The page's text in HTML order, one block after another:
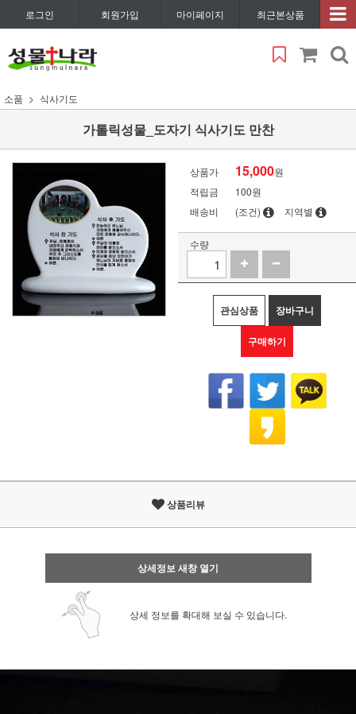
로그인 회원가입 마이페이지 최근본상품
소품 식사기도
가톨릭성물_도자기 식사기도 만찬
상품가 15,000원
적립금
100원
배송비
(조건) 지역별
수량
관심상품 장바구니
구매하기
상품리뷰
상세정보 새창 열기
상세 정보를 확대해 보실 수 있습니다.